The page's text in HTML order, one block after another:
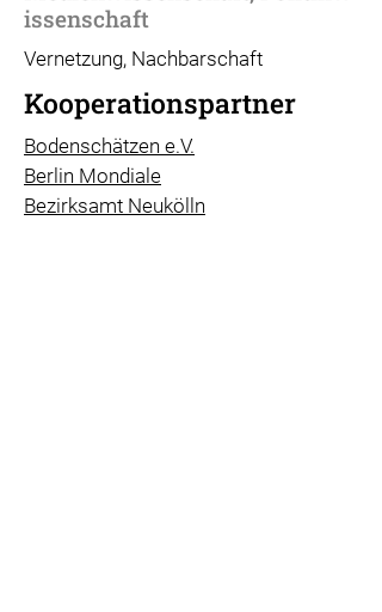
issenschaft
Vernetzung, Nachbarschaft
Kooperationspartner
Bodenschätzen e.V.
Berlin Mondiale
Bezirksamt Neukölln